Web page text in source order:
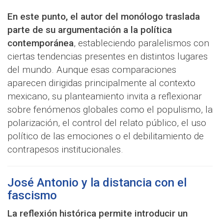
En este punto, el autor del monólogo traslada
parte de su argumentación a la política
contemporánea, estableciendo paralelismos con
ciertas tendencias presentes en distintos lugares
del mundo. Aunque esas comparaciones
aparecen dirigidas principalmente al contexto
mexicano, su planteamiento invita a reflexionar
sobre fenómenos globales como el populismo, la
polarización, el control del relato público, el uso
político de las emociones o el debilitamiento de
contrapesos institucionales.
José Antonio y la distancia con el
fascismo
La reflexión histórica permite introducir un